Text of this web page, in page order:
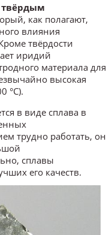
твёрдым
как полагают,
влияния
твёрдости
иридий
материала для
высокая
°C).
в виде сплава в
трудно работать, он
сплавы
его качеств.